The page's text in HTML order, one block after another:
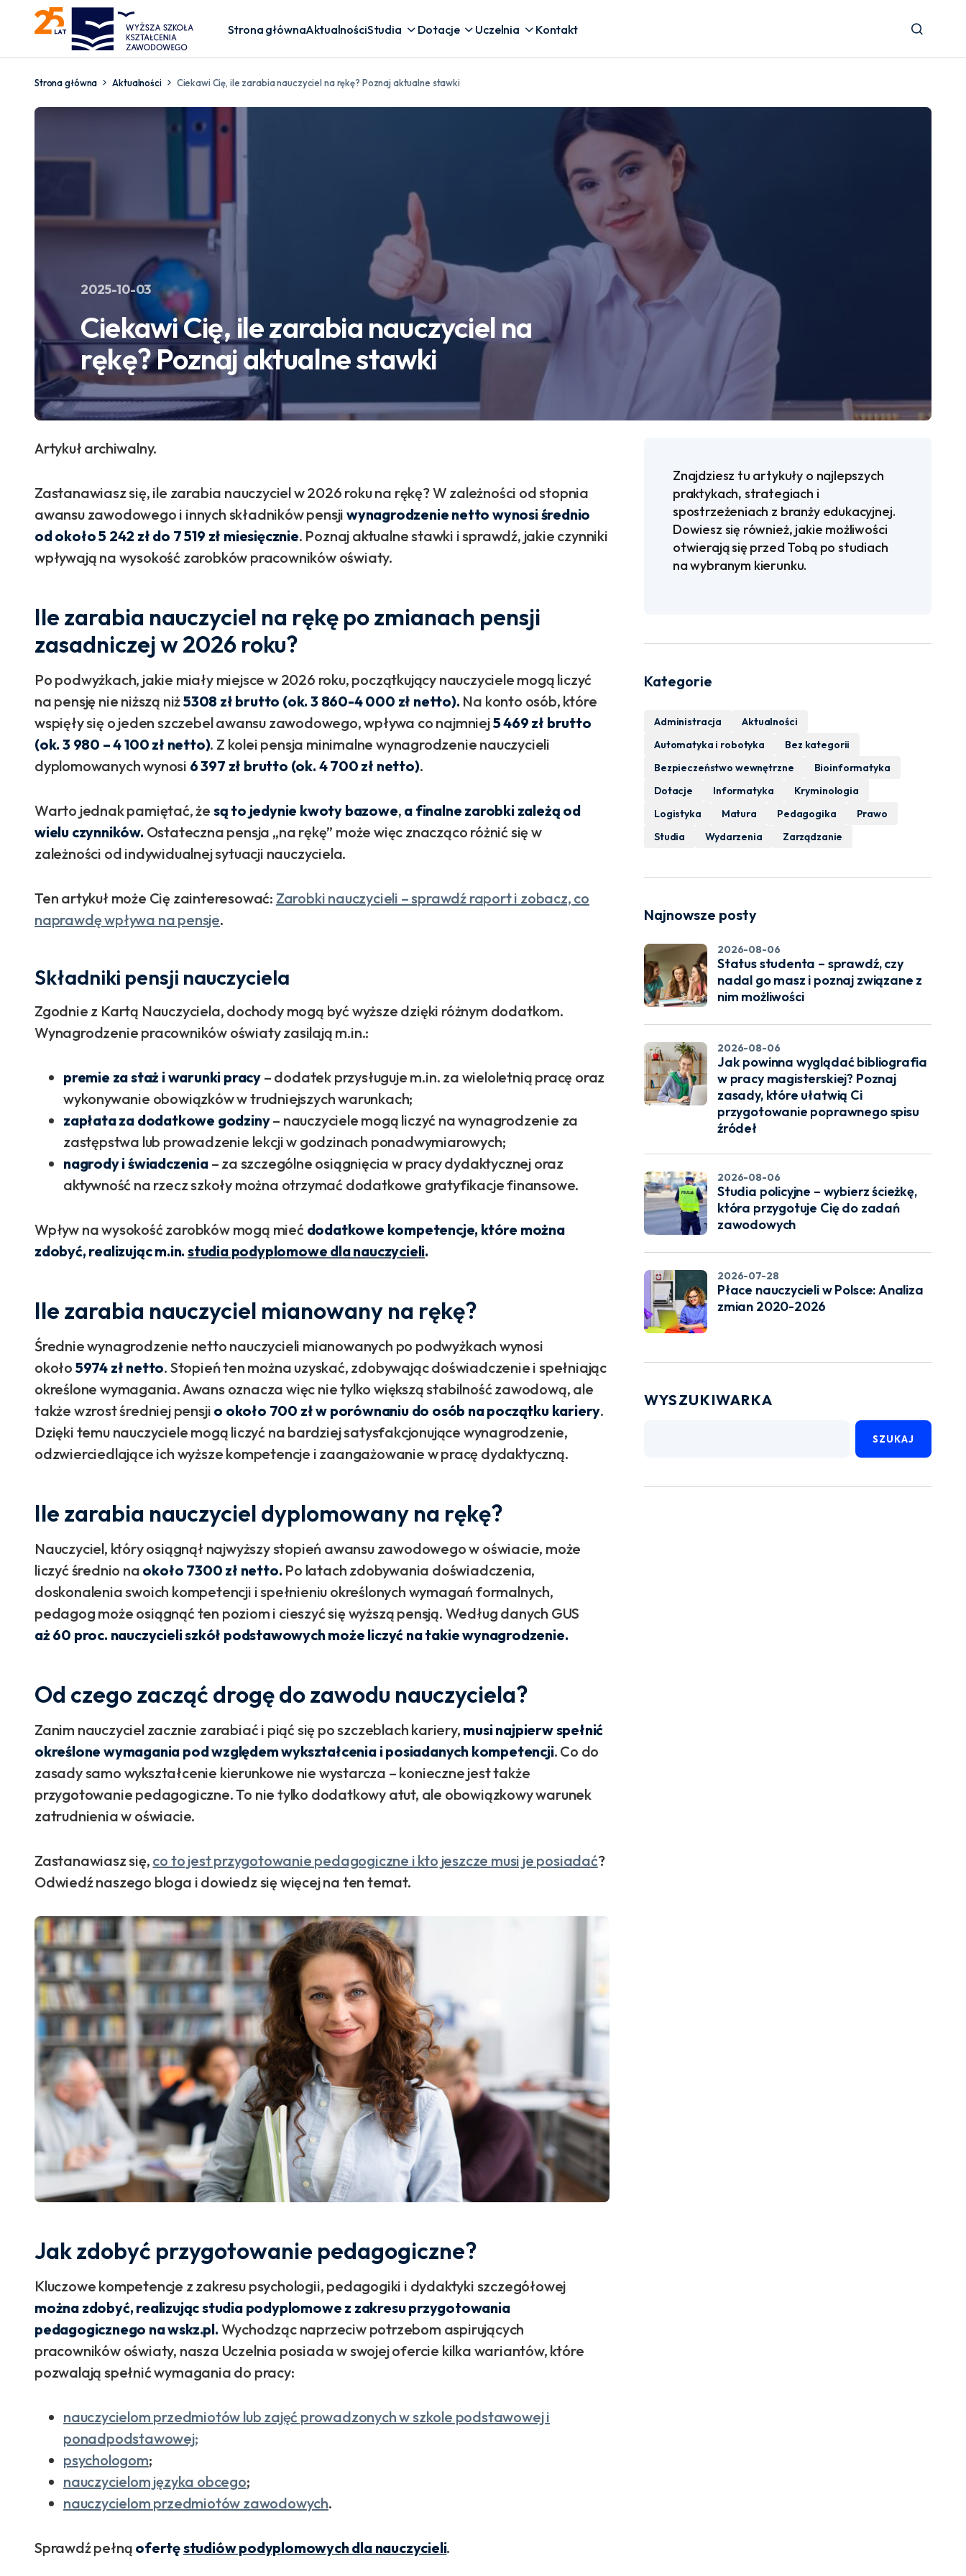
Strona głównaAktualnościStudia Dotacje Uczelnia Kontakt
Strona główna Aktualności Ciekawi Cię, ile zarabia nauczyciel na rękę? Poznaj aktualne stawki
2025-10-03
Ciekawi Cię, ile zarabia nauczyciel na
rękę? Poznaj aktualne stawki
Artykuł archiwalny.
Zastanawiasz się, ile zarabia nauczyciel w 2026 roku na rękę? W zależności od stopnia
awansu zawodowego i innych składników pensji wynagrodzenie netto wynosi średnio
od około 5 242 zł do 7 519 zł miesięcznie. Poznaj aktualne stawki i sprawdź, jakie czynniki
wpływają na wysokość zarobków pracowników oświaty.
Ile zarabia nauczyciel na rękę po zmianach pensji
zasadniczej w 2026 roku?
Po podwyżkach, jakie miały miejsce w 2026 roku, początkujący nauczyciele mogą liczyć
na pensję nie niższą niż5308 zł brutto (ok. 3 860-4 000 zł netto). Na konto osób, które
wspięły się o jeden szczebel awansu zawodowego, wpływa co najmniej5 469 zł brutto
(ok. 3 980 – 4 100 zł netto). Z kolei pensja minimalne wynagrodzenie nauczycieli
dyplomowanych wynosi 6 397 zł brutto (ok. 4 700 zł netto).
Warto jednak pamiętać, że są to jedynie kwoty bazowe, a finalne zarobki zależą od
wielu czynników. Ostateczna pensja „na rękę” może więc znacząco różnić się w
zależności od indywidualnej sytuacji nauczyciela.
Ten artykuł może Cię zainteresować: Zarobki nauczycieli – sprawdź raport i zobacz, co
naprawdę wpływa na pensje.
Składniki pensji nauczyciela
Zgodnie z Kartą Nauczyciela, dochody mogą być wyższe dzięki różnym dodatkom.
Wynagrodzenie pracowników oświaty zasilają m.in.:
premie za staż i warunki pracy – dodatek przysługuje m.in. za wieloletnią pracę oraz
wykonywanie obowiązków w trudniejszych warunkach;
zapłata za dodatkowe godziny– nauczyciele mogą liczyć na wynagrodzenie za
zastępstwa lub prowadzenie lekcji w godzinach ponadwymiarowych;
nagrody i świadczenia– za szczególne osiągnięcia w pracy dydaktycznej oraz
aktywność na rzecz szkoły można otrzymać dodatkowe gratyfikacje finansowe.
Wpływ na wysokość zarobków mogą mieć dodatkowe kompetencje, które można
zdobyć, realizując m.in. studia podyplomowe dla nauczycieli.
Ile zarabia nauczyciel mianowany na rękę?
Średnie wynagrodzenie netto nauczycieli mianowanych po podwyżkach wynosi
około 5974 zł netto. Stopień ten można uzyskać, zdobywając doświadczenie i spełniając
określone wymagania. Awans oznacza więc nie tylko większą stabilność zawodową, ale
także wzrost średniej pensji o około 700 zł w porównaniu do osób na początku kariery.
Dzięki temu nauczyciele mogą liczyć na bardziej satysfakcjonujące wynagrodzenie,
odzwierciedlające ich wyższe kompetencje i zaangażowanie w pracę dydaktyczną.
Ile zarabia nauczyciel dyplomowany na rękę?
Nauczyciel, który osiągnął najwyższy stopień awansu zawodowego w oświacie, może
liczyć średnio na około 7300 zł netto. Po latach zdobywania doświadczenia,
doskonalenia swoich kompetencji i spełnieniu określonych wymagań formalnych,
pedagog może osiągnąć ten poziom i cieszyć się wyższą pensją. Według danych GUS
aż 60 proc. nauczycieli szkół podstawowych może liczyć na takie wynagrodzenie.
Od czego zacząć drogę do zawodu nauczyciela?
Zanim nauczyciel zacznie zarabiać i piąć się po szczeblach kariery, musi najpierw spełnić
określone wymagania pod względem wykształcenia i posiadanych kompetencji. Co do
zasady samo wykształcenie kierunkowe nie wystarcza – konieczne jest także
przygotowanie pedagogiczne. To nie tylko dodatkowy atut, ale obowiązkowy warunek
zatrudnienia w oświacie.
Zastanawiasz się, co to jest przygotowanie pedagogiczne i kto jeszcze musi je posiadać?
Odwiedź naszego bloga i dowiedz się więcej na ten temat.
Jak zdobyć przygotowanie pedagogiczne?
Kluczowe kompetencje z zakresu psychologii, pedagogiki i dydaktyki szczegółowej
można zdobyć, realizującstudia podyplomowe z zakresu przygotowania
pedagogicznego na wskz.pl. Wychodząc naprzeciw potrzebom aspirujących
pracowników oświaty, nasza Uczelnia posiada w swojej ofercie kilka wariantów, które
pozwalają spełnić wymagania do pracy:
nauczycielom przedmiotów lub zajęć prowadzonych w szkole podstawowej i
ponadpodstawowej;
psychologom;
nauczycielom języka obcego;
nauczycielom przedmiotów zawodowych.
Sprawdź pełną ofertęstudiów podyplomowych dla nauczycieli.
Znajdziesz tu artykuły o najlepszych
praktykach, strategiach i
spostrzeżeniach z branży edukacyjnej.
Dowiesz się również, jakie możliwości
otwierają się przed Tobą po studiach
na wybranym kierunku.
Kategorie
Administracja
Aktualności
Automatyka i robotyka
Bez kategorii
Bezpieczeństwo wewnętrzne
Bioinformatyka
Dotacje
Informatyka
Kryminologia
Logistyka
Matura Pedagogika
Prawo
Studia
Wydarzenia Zarządzanie
Najnowsze posty
Status studenta – sprawdź, czy
nadal go masz i poznaj związane z
nim możliwości
2026-08-06
Jak powinna wyglądać bibliografia
w pracy magisterskiej? Poznaj
zasady, które ułatwią Ci
przygotowanie poprawnego spisu
źródeł
2026-08-06
Studia policyjne – wybierz ścieżkę,
która przygotuje Cię do zadań
zawodowych
2026-08-06
Płace nauczycieli w Polsce: Analiza
zmian 2020-2026
2026-07-28
WYSZUKIWARKA
SZUKAJ